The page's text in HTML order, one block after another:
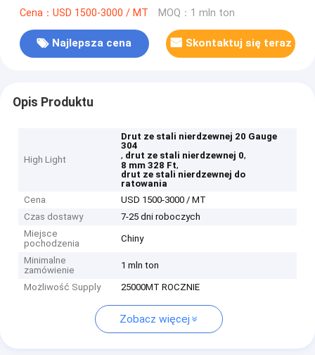
Cena：USD 1500-3000 / MT MOQ：1 mln ton
Najlepsza cena Skontaktuj się teraz
Opis Produktu
High Light
Drut ze stali nierdzewnej 20 Gauge
304
, drut ze stali nierdzewnej 0,
8 mm 328 Ft,
drut ze stali nierdzewnej do
ratowania
Cena
USD 1500-3000 / MT
Czas dostawy
7-25 dni roboczych
Miejsce
pochodzenia
Chiny
Minimalne
zamówienie
1 mln ton
Możliwość Supply 25000MT ROCZNIE
Zobacz więcej